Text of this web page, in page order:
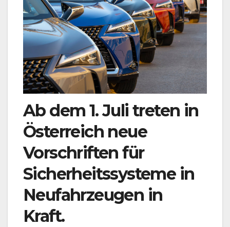
Ab dem 1. Juli treten in
Österreich neue
Vorschriften für
Sicherheitssysteme in
Neufahrzeugen in
Kraft.